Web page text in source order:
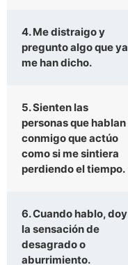
4. Me distraigo y
pregunto algo que ya
me han dicho.
5. Sienten las
personas que hablan
conmigo que actúo
como si me sintiera
perdiendo el tiempo.
6. Cuando hablo, doy
la sensación de
desagrado o
aburrimiento.